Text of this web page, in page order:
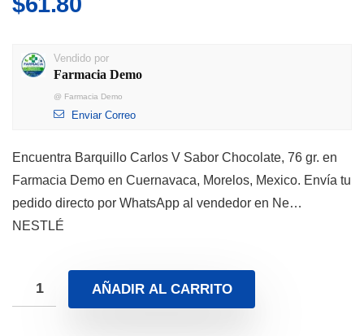
Vendido por
Farmacia Demo
@ Farmacia Demo
Enviar Correo
Encuentra Barquillo Carlos V Sabor Chocolate, 76 gr. en
Farmacia Demo en Cuernavaca, Morelos, Mexico. Envía tu
pedido directo por WhatsApp al vendedor en Ne…
NESTLÉ
AÑADIR AL CARRITO